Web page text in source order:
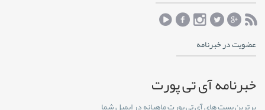
عضویت در خبرنامه
خبرنامه آی تی پورت
برترین پست های آی تی پورت ماهیانه در ایمیل شما